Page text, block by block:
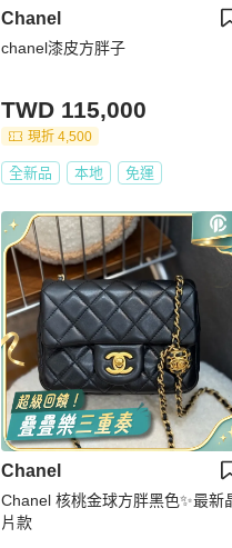
Chanel
chanel漆皮方胖子
TWD 115,000
現折 4,500
全新品 本地 免運
Chanel
Chanel 核桃金球方胖黑色✨最新
片款